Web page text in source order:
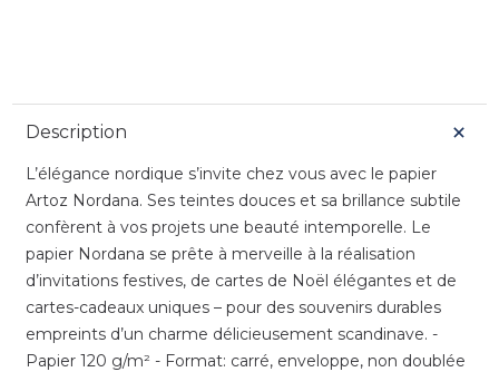
Description
L’élégance nordique s’invite chez vous avec le papier
Artoz Nordana. Ses teintes douces et sa brillance subtile
confèrent à vos projets une beauté intemporelle. Le
papier Nordana se prête à merveille à la réalisation
d’invitations festives, de cartes de Noël élégantes et de
cartes-cadeaux uniques – pour des souvenirs durables
empreints d’un charme délicieusement scandinave. -
Papier 120 g/m² - Format: carré, enveloppe, non doublée